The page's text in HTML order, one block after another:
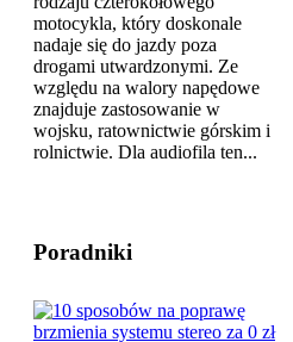
motocykla, który doskonale
nadaje się do jazdy poza
drogami utwardzonymi. Ze
względu na walory napędowe
znajduje zastosowanie w
wojsku, ratownictwie górskim i
rolnictwie. Dla audiofila ten...
Poradniki